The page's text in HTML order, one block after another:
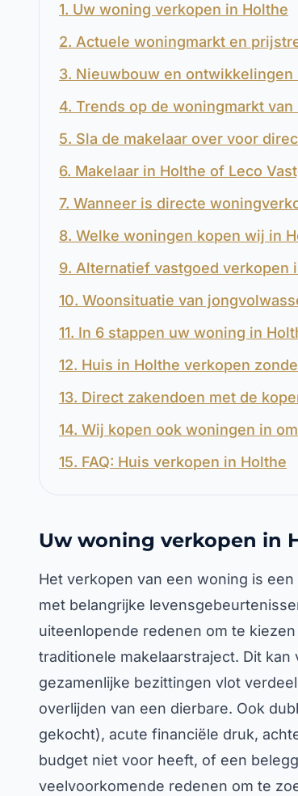
1. Uw woning verkopen in Holthe
2. Actuele woningmarkt en
3. Nieuwbouw en ontwikkelingen
4. Trends op de woningmarkt
5. Sla de makelaar over voor
6. Makelaar in Holthe of Leco
7. Wanneer is directe
8. Welke woningen kopen wij in
9. Alternatief vastgoed verkopen
10. Woonsituatie van
11. In 6 stappen uw woning in
12. Huis in Holthe verkopen
13. Direct zakendoen met de
14. Wij kopen ook woningen in
15. FAQ: Huis verkopen in Holthe
Uw woning verkopen in
Het verkopen van een woning is
met belangrijke
uiteenlopende redenen om te
traditionele makelaarstraject. Dit
gezamenlijke bezittingen vlot
overlijden van een dierbare. Ook
gekocht), acute financiële druk,
budget niet voor heeft, of een
veelvoorkomende redenen om te